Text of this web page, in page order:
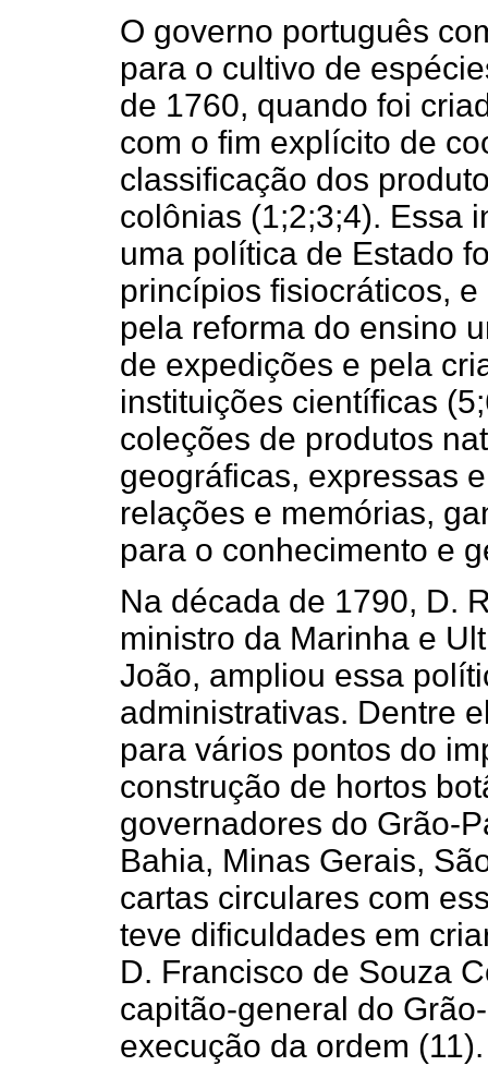
O governo português
para o cultivo de
de 1760, quando foi
com o fim explícito de
classificação dos
colônias (1;2;3;4). Essa
uma política de Estado
princípios fisiocráticos,
pela reforma do ensino
de expedições e pela
instituições científicas
coleções de produtos
geográficas, expressas
relações e memórias,
para o conhecimento e
Na década de 1790, D.
ministro da Marinha e
João, ampliou essa
administrativas. Dentre
para vários pontos do
construção de hortos
governadores do Grão-
Bahia, Minas Gerais,
cartas circulares com
teve dificuldades em
D. Francisco de Souza
capitão-general do
execução da ordem (11).